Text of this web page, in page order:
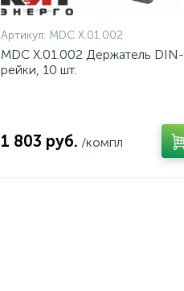
Артикул: MDC X.01.002
MDC X.01.002 Держатель DIN-
рейки, 10 шт.
1 803 руб. /компл